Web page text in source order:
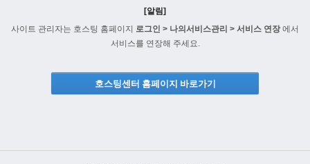
[알림]
사이트 관리자는 호스팅 홈페이지 로그인 > 나의서비스관리 > 서비스 연장에서
서비스를 연장해 주세요.
호스팅센터 홈페이지 바로가기